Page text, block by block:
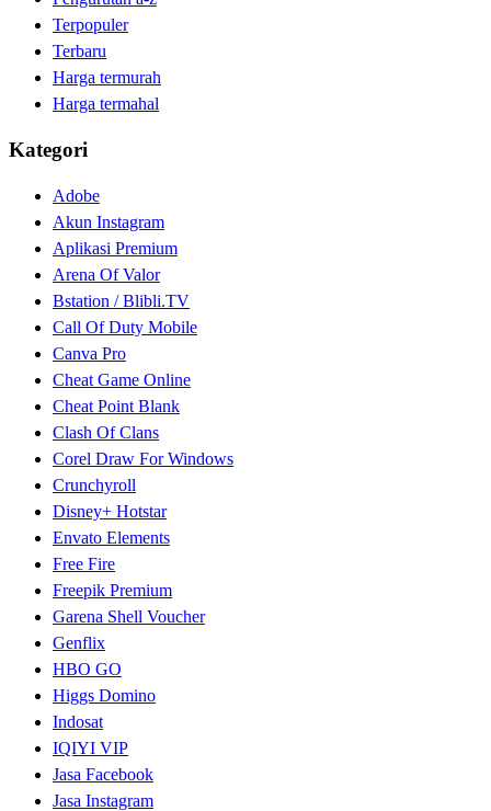
Terpopuler
Terbaru
Harga termurah
Harga termahal
Kategori
Adobe
Akun Instagram
Aplikasi Premium
Arena Of Valor
Bstation / Blibli.TV
Call Of Duty Mobile
Canva Pro
Cheat Game Online
Cheat Point Blank
Clash Of Clans
Corel Draw For Windows
Crunchyroll
Disney+ Hotstar
Envato Elements
Free Fire
Freepik Premium
Garena Shell Voucher
Genflix
HBO GO
Higgs Domino
Indosat
IQIYI VIP
Jasa Facebook
Jasa Instagram